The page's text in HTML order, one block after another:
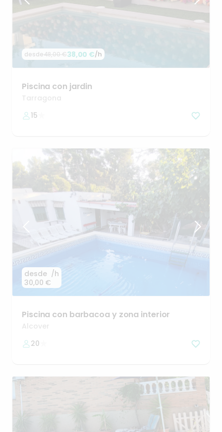
desde48,00 €38,00 €/h
Piscina con jardin
Tarragona
15
desde
30,00 €
/h
Piscina con barbacoa y zona interior
Alcover
20